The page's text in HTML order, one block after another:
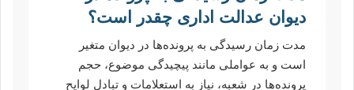
دیوان عدالت اداری چقدر است؟
مدت زمان رسیدگی به پرونده‌ها در دیوان متغیر
است و به عواملی مانند پیچیدگی موضوع، حجم
پرونده‌ها در شعبه، نیاز به استعلامات و تبادل لوایح